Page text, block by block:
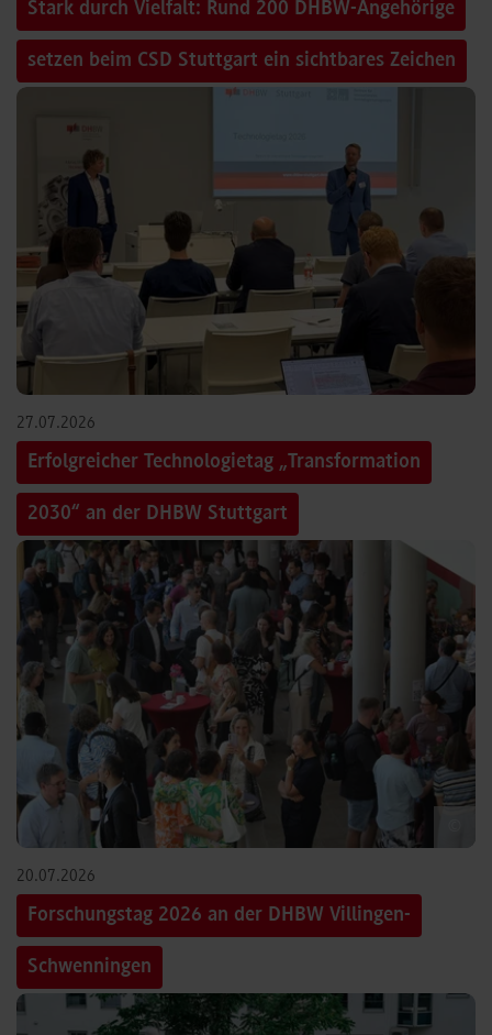
Stark durch Vielfalt: Rund 200 DHBW-Angehörige
setzen beim CSD Stuttgart ein sichtbares Zeichen
27.07.2026
Erfolgreicher Technologietag „Transformation
2030“ an der DHBW Stuttgart
20.07.2026
Forschungstag 2026 an der DHBW Villingen-
Schwenningen